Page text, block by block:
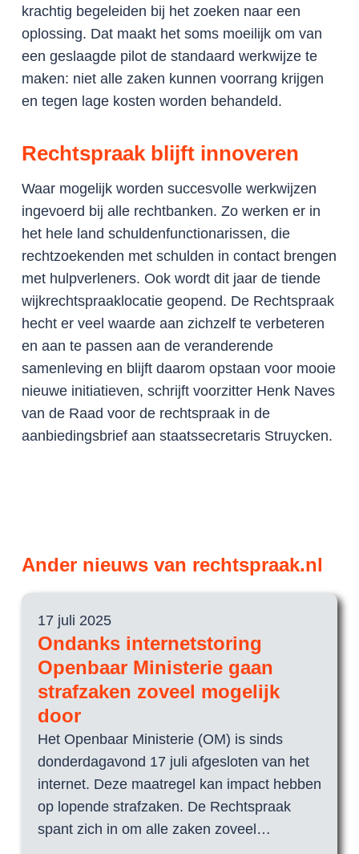
krachtig begeleiden bij het zoeken naar een
oplossing. Dat maakt het soms moeilijk om van
een geslaagde pilot de standaard werkwijze te
maken: niet alle zaken kunnen voorrang krijgen
en tegen lage kosten worden behandeld.
Rechtspraak blijft innoveren
Waar mogelijk worden succesvolle werkwijzen
ingevoerd bij alle rechtbanken. Zo werken er in
het hele land schuldenfunctionarissen, die
rechtzoekenden met schulden in contact brengen
met hulpverleners. Ook wordt dit jaar de tiende
wijkrechtspraaklocatie geopend. De Rechtspraak
hecht er veel waarde aan zichzelf te verbeteren
en aan te passen aan de veranderende
samenleving en blijft daarom opstaan voor mooie
nieuwe initiatieven, schrijft voorzitter Henk Naves
van de Raad voor de rechtspraak in de
aanbiedingsbrief aan staatssecretaris Struycken.
Ander nieuws van rechtspraak.nl
17 juli 2025
Ondanks internetstoring
Openbaar Ministerie gaan
strafzaken zoveel mogelijk
door
Het Openbaar Ministerie (OM) is sinds
donderdagavond 17 juli afgesloten van het
internet. Deze maatregel kan impact hebben
op lopende strafzaken. De Rechtspraak
spant zich in om alle zaken zoveel…